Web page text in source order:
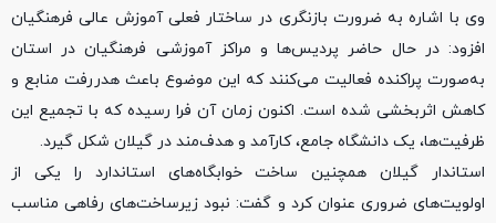
وی با اشاره به ضرورت بازنگری در ساختار فعلی آموزش عالی فرهنگیان
افزود: در حال حاضر پردیس‌ها و مراکز آموزشی فرهنگیان در استان
به‌صورت پراکنده فعالیت می‌کنند که این موضوع باعث هدررفت منابع و
کاهش اثربخشی شده است. اکنون زمان آن فرا رسیده که با تجمیع این
ظرفیت‌ها، یک دانشگاه جامع، کارآمد و هدف‌مند در گیلان شکل گیرد.
استاندار گیلان همچنین ساخت خوابگاه‌های استاندارد را یکی از
اولویت‌های ضروری عنوان کرد و گفت: نبود زیرساخت‌های رفاهی مناسب